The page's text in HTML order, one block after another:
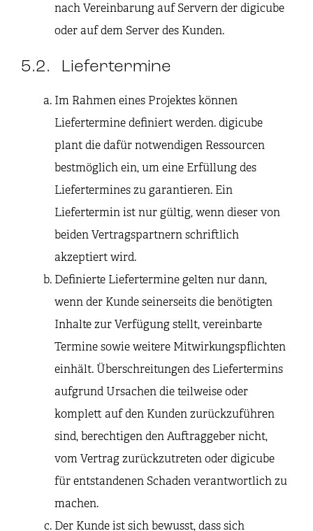
nach Vereinbarung auf Servern der digicube
oder auf dem Server des Kunden.
5.2. Liefertermine
Im Rahmen eines Projektes können
Liefertermine definiert werden. digicube
plant die dafür notwendigen Ressourcen
bestmöglich ein, um eine Erfüllung des
Liefertermines zu garantieren. Ein
Liefertermin ist nur gültig, wenn dieser von
beiden Vertragspartnern schriftlich
akzeptiert wird.
Definierte Liefertermine gelten nur dann,
wenn der Kunde seinerseits die benötigten
Inhalte zur Verfügung stellt, vereinbarte
Termine sowie weitere Mitwirkungspflichten
einhält. Überschreitungen des Liefertermins
aufgrund Ursachen die teilweise oder
komplett auf den Kunden zurückzuführen
sind, berechtigen den Auftraggeber nicht,
vom Vertrag zurückzutreten oder digicube
für entstandenen Schaden verantwortlich zu
machen.
Der Kunde ist sich bewusst, dass sich